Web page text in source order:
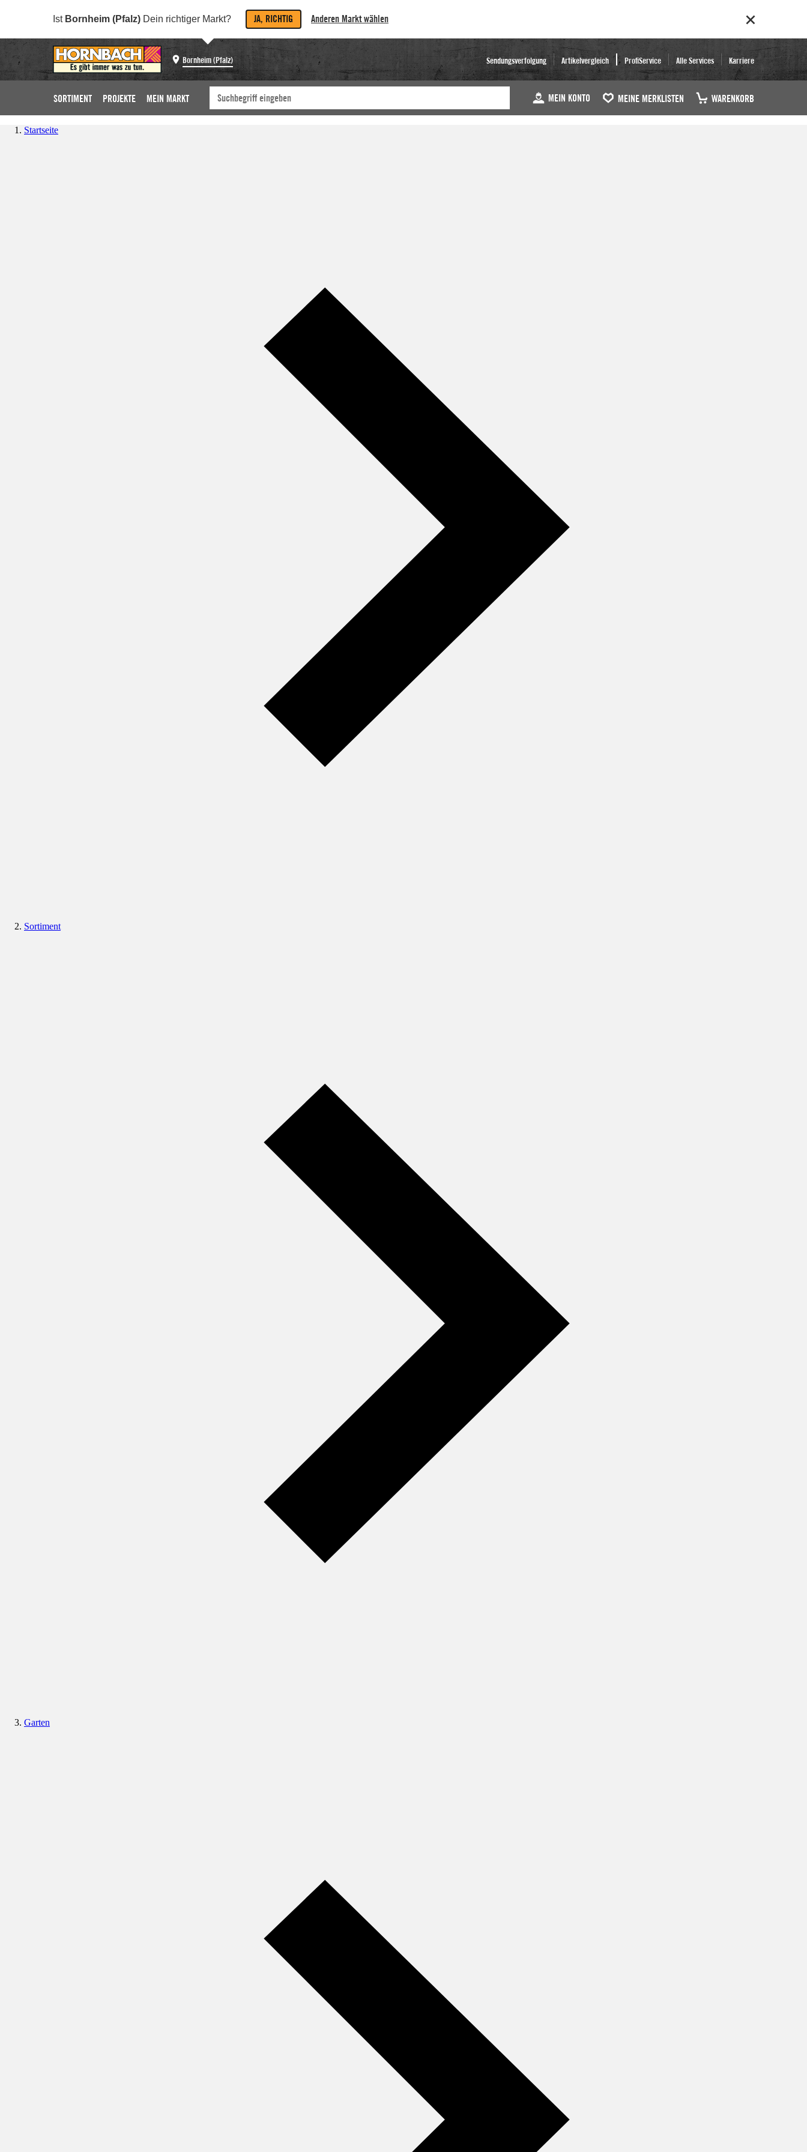
Ist Bornheim (Pfalz) Dein richtiger Markt? JA, RICHTIG Anderen Markt wählen
Bornheim (Pfalz) Sendungsverfolgung Artikelvergleich ProfiService Alle Services Karriere
SORTIMENT PROJEKTE MEIN MARKT MEIN KONTO MEINE MERKLISTEN WARENKORB
Startseite
Sortiment
Garten